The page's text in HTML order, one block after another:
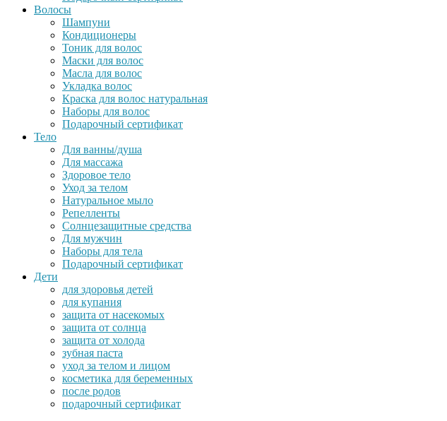
Волосы
Шампуни
Кондиционеры
Тоник для волос
Маски для волос
Масла для волос
Укладка волос
Краска для волос натуральная
Наборы для волос
Подарочный сертификат
Тело
Для ванны/душа
Для массажа
Здоровое тело
Уход за телом
Натуральное мыло
Репелленты
Солнцезащитные средства
Для мужчин
Наборы для тела
Подарочный сертификат
Дети
для здоровья детей
для купания
защита от насекомых
защита от солнца
защита от холода
зубная паста
уход за телом и лицом
косметика для беременных
после родов
подарочный сертификат